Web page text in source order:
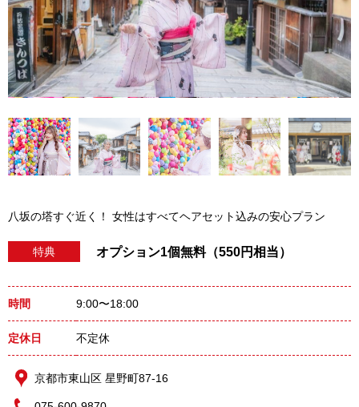
八坂の塔すぐ近く！ 女性はすべてヘアセット込みの安心プラン
特典 オプション1個無料（550円相当）
時間 9:00〜18:00
定休日 不定休
京都市東山区 星野町87-16